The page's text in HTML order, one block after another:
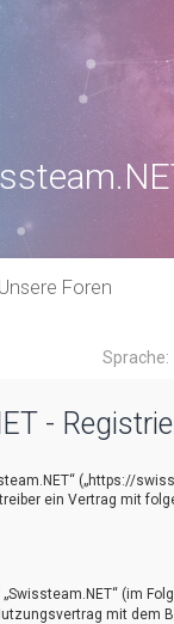
Unsere Foren
Sprache:
-
(„https://
ein Vertrag mit
(im
mit dem